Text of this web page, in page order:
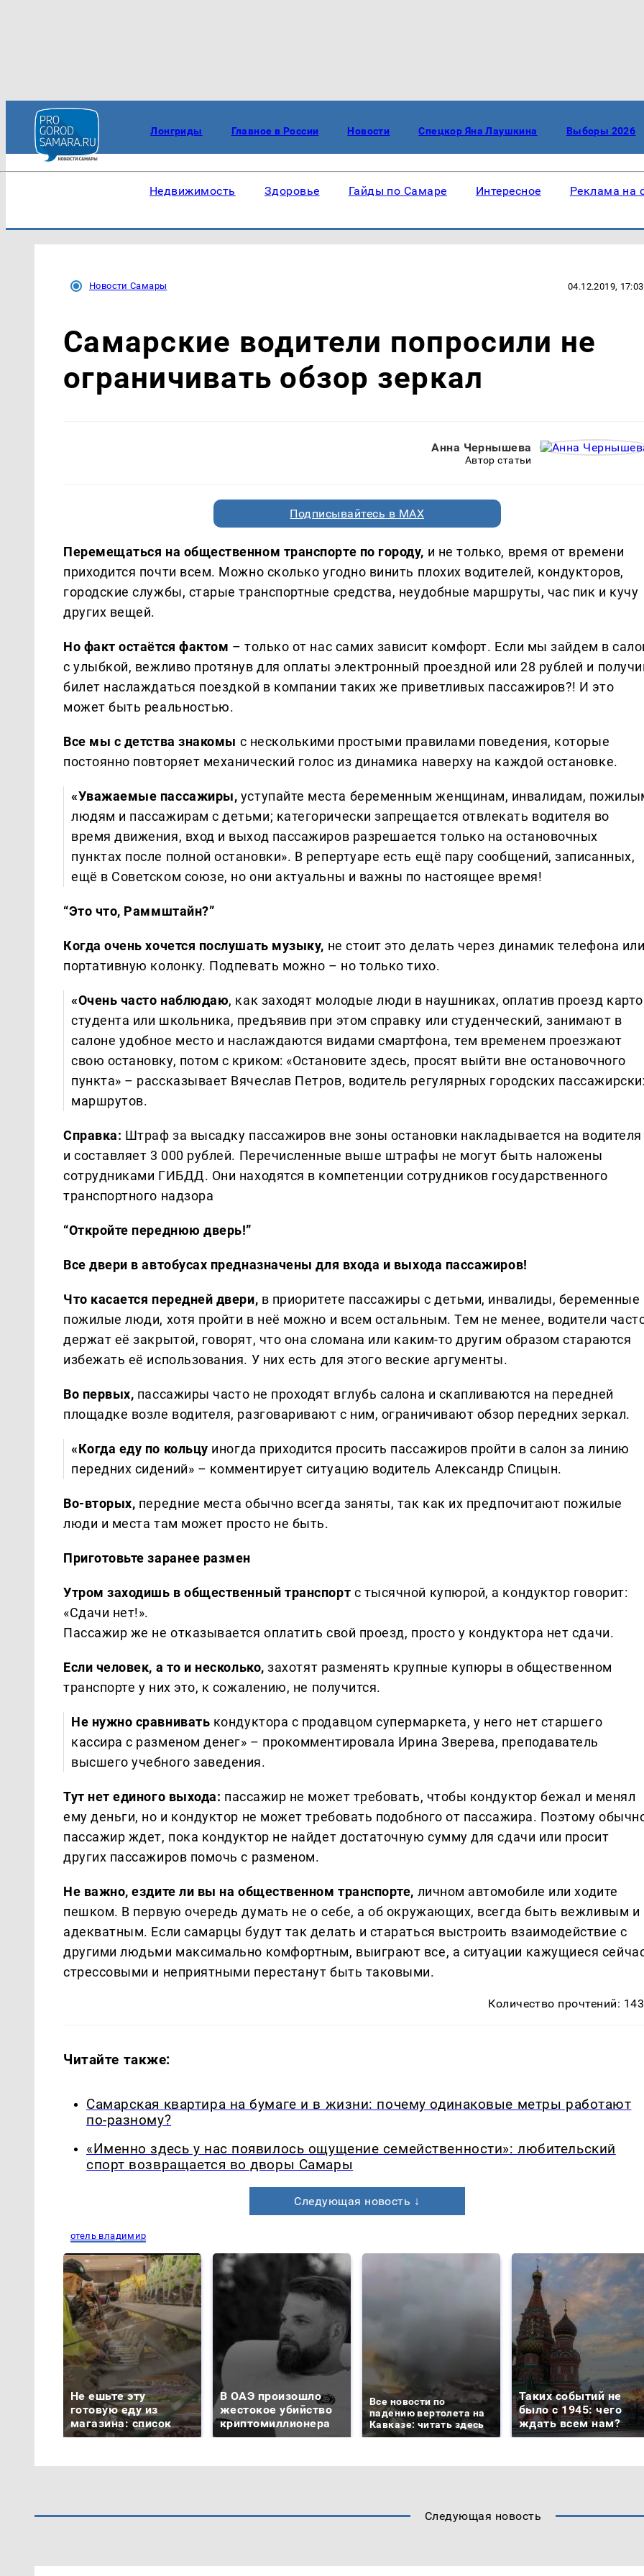
Лонгриды Главное в России Новости Спецкор Яна Лаушкина Выборы 2026
Недвижимость Здоровье Гайды по Самаре Интересное Реклама на
Новости Самары 04.12.2019, 17:03
Самарские водители попросили не
ограничивать обзор зеркал
Анна Чернышева
Автор статьи
Подписывайтесь в MAX
Перемещаться на общественном транспорте по городу, и не только, время от времени
приходится почти всем. Можно сколько угодно винить плохих водителей, кондукторов,
городские службы, старые транспортные средства, неудобные маршруты, час пик и кучу
других вещей.
Но факт остаётся фактом – только от нас самих зависит комфорт. Если мы зайдем в
с улыбкой, вежливо протянув для оплаты электронный проездной или 28 рублей и
билет наслаждаться поездкой в компании таких же приветливых пассажиров?! И это
может быть реальностью.
Все мы с детства знакомы с несколькими простыми правилами поведения, которые
постоянно повторяет механический голос из динамика наверху на каждой остановке.
«Уважаемые пассажиры, уступайте места беременным женщинам, инвалидам,
людям и пассажирам с детьми; категорически запрещается отвлекать водителя во
время движения, вход и выход пассажиров разрешается только на остановочных
пунктах после полной остановки». В репертуаре есть ещё пару сообщений, записанных,
ещё в Советском союзе, но они актуальны и важны по настоящее время!
“Это что, Раммштайн?”
Когда очень хочется послушать музыку, не стоит это делать через динамик телефона
портативную колонку. Подпевать можно – но только тихо.
«Очень часто наблюдаю, как заходят молодые люди в наушниках, оплатив проезд
студента или школьника, предъявив при этом справку или студенческий, занимают в
салоне удобное место и наслаждаются видами смартфона, тем временем проезжают
свою остановку, потом с криком: «Остановите здесь, просят выйти вне остановочного
пункта» – рассказывает Вячеслав Петров, водитель регулярных городских
маршрутов.
Справка: Штраф за высадку пассажиров вне зоны остановки накладывается на водителя
и составляет 3 000 рублей. Перечисленные выше штрафы не могут быть наложены
сотрудниками ГИБДД. Они находятся в компетенции сотрудников государственного
транспортного надзора
“Откройте переднюю дверь!”
Все двери в автобусах предназначены для входа и выхода пассажиров!
Что касается передней двери, в приоритете пассажиры с детьми, инвалиды, беременные
пожилые люди, хотя пройти в неё можно и всем остальным. Тем не менее, водители
держат её закрытой, говорят, что она сломана или каким-то другим образом стараются
избежать её использования. У них есть для этого веские аргументы.
Во первых, пассажиры часто не проходят вглубь салона и скапливаются на передней
площадке возле водителя, разговаривают с ним, ограничивают обзор передних зеркал.
«Когда еду по кольцу иногда приходится просить пассажиров пройти в салон за линию
передних сидений» – комментирует ситуацию водитель Александр Спицын.
Во-вторых, передние места обычно всегда заняты, так как их предпочитают пожилые
люди и места там может просто не быть.
Приготовьте заранее размен
Утром заходишь в общественный транспорт с тысячной купюрой, а кондуктор говорит:
«Сдачи нет!».
Пассажир же не отказывается оплатить свой проезд, просто у кондуктора нет сдачи.
Если человек, а то и несколько, захотят разменять крупные купюры в общественном
транспорте у них это, к сожалению, не получится.
Не нужно сравнивать кондуктора с продавцом супермаркета, у него нет старшего
кассира с разменом денег» – прокомментировала Ирина Зверева, преподаватель
высшего учебного заведения.
Тут нет единого выхода: пассажир не может требовать, чтобы кондуктор бежал и менял
ему деньги, но и кондуктор не может требовать подобного от пассажира. Поэтому
пассажир ждет, пока кондуктор не найдет достаточную сумму для сдачи или просит
других пассажиров помочь с разменом.
Не важно, ездите ли вы на общественном транспорте, личном автомобиле или ходите
пешком. В первую очередь думать не о себе, а об окружающих, всегда быть вежливым и
адекватным. Если самарцы будут так делать и стараться выстроить взаимодействие с
другими людьми максимально комфортным, выиграют все, а ситуации кажущиеся
стрессовыми и неприятными перестанут быть таковыми.
Количество прочтений:
Читайте также:
Самарская квартира на бумаге и в жизни: почему одинаковые метры работают
по-разному?
«Именно здесь у нас появилось ощущение семейственности»: любительский
спорт возвращается во дворы Самары
Следующая новость ↓
отель владимир
Не ешьте эту
готовую еду из
магазина: список
В ОАЭ произошло
жестокое убийство
криптомиллионера
Все новости по
падению вертолета на
Кавказе: читать здесь
Таких событий не
было с 1945: чего
ждать всем нам?
Следующая новость